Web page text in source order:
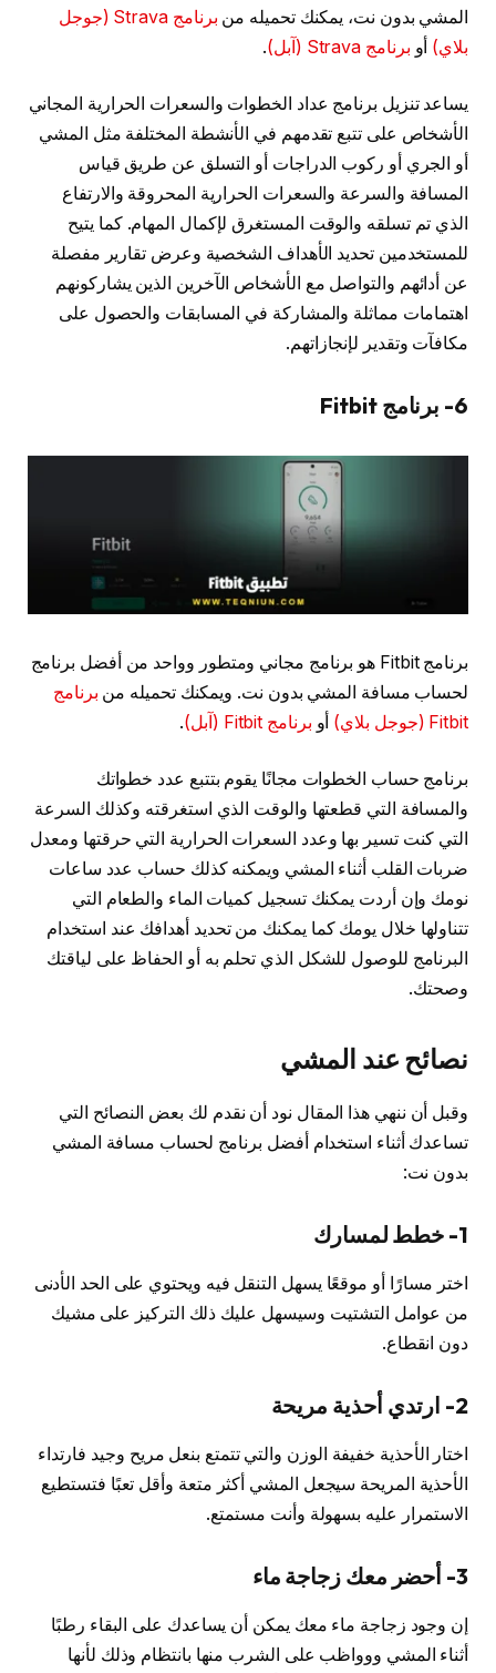
المشي بدون نت، يمكنك تحميله من
برنامج Strava (جوجل
بلاي) أو برنامج Strava (آبل) .
يساعد تنزيل برنامج عداد الخطوات والسعرات الحرارية المجاني
الأشخاص على تتبع تقدمهم في الأنشطة المختلفة مثل المشي
أو الجري أو ركوب الدراجات أو التسلق عن طريق قياس
المسافة والسرعة والسعرات الحرارية المحروقة والارتفاع
الذي تم تسلقه والوقت المستغرق لإكمال المهام. كما يتيح
للمستخدمين تحديد الأهداف الشخصية وعرض تقارير مفصلة
عن أدائهم والتواصل مع الأشخاص الآخرين الذين يشاركونهم
اهتمامات مماثلة والمشاركة في المسابقات والحصول على
مكافآت وتقدير لإنجازاتهم.
6- برنامج Fitbit
برنامج Fitbit هو برنامج مجاني ومتطور وواحد من أفضل برنامج
لحساب مسافة المشي بدون نت. ويمكنك تحميله من برنامج
Fitbit (جوجل بلاي)
أو برنامج Fitbit (آبل) .
برنامج حساب الخطوات مجانًا يقوم بتتبع عدد خطواتك
والمسافة التي قطعتها والوقت الذي استغرقته وكذلك السرعة
التي كنت تسير بها وعدد السعرات الحرارية التي حرقتها ومعدل
ضربات القلب أثناء المشي ويمكنه كذلك حساب عدد ساعات
نومك وإن أردت يمكنك تسجيل كميات الماء والطعام التي
تتناولها خلال يومك كما يمكنك من تحديد أهدافك عند استخدام
البرنامج للوصول للشكل الذي تحلم به أو الحفاظ على لياقتك
وصحتك.
نصائح عند المشي
وقبل أن ننهي هذا المقال نود أن نقدم لك بعض النصائح التي
تساعدك أثناء استخدام أفضل برنامج لحساب مسافة المشي
بدون نت:
1- خطط لمسارك
اختر مسارًا أو موقعًا يسهل التنقل فيه ويحتوي على الحد الأدنى
من عوامل التشتيت وسيسهل عليك ذلك التركيز على مشيك
دون انقطاع.
2- ارتدي أحذية مريحة
اختار الأحذية خفيفة الوزن والتي تتمتع بنعل مريح وجيد فارتداء
الأحذية المريحة سيجعل المشي أكثر متعة وأقل تعبًا فتستطيع
الاستمرار عليه بسهولة وأنت مستمتع.
3- أحضر معك زجاجة ماء
إن وجود زجاجة ماء معك يمكن أن يساعدك على البقاء رطبًا
أثناء المشي ووواظب على الشرب منها بانتظام وذلك لأنها